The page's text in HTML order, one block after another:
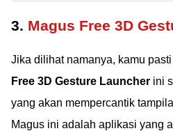
3. Magus Free 3D
Jika dilihat namanya, kamu
Free 3D Gesture Launcher ini
yang akan mempercantik
Magus ini adalah aplikasi yang